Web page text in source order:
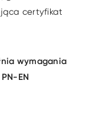
certyfikat
wymagania
PN-EN